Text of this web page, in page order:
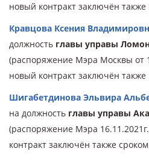
новый контракт заключён также
Кравцова Ксения
должность главы управы
(распоряжение Мэра Москвы от
новый контракт заключён также
Шигабетдинова Эльвира
на должность главы управы
(распоряжение Мэра
контракт заключён также